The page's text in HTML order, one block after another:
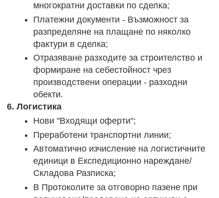
многократни доставки по сделка;
Платежни документи - Възможност за
разпределяне на плащане по няколко
фактури в сделка;
Отразяване разходите за строителство и
формиране на себестойност чрез
производствени операции - разходни
обекти.
6. Логистика
Нови "Входящи оферти";
Преработени транспортни линии;
Автоматично изчисление на логистичните
единици в Експедиционно нареждане/
Складова Разписка;
В Протоколите за отговорно пазене при